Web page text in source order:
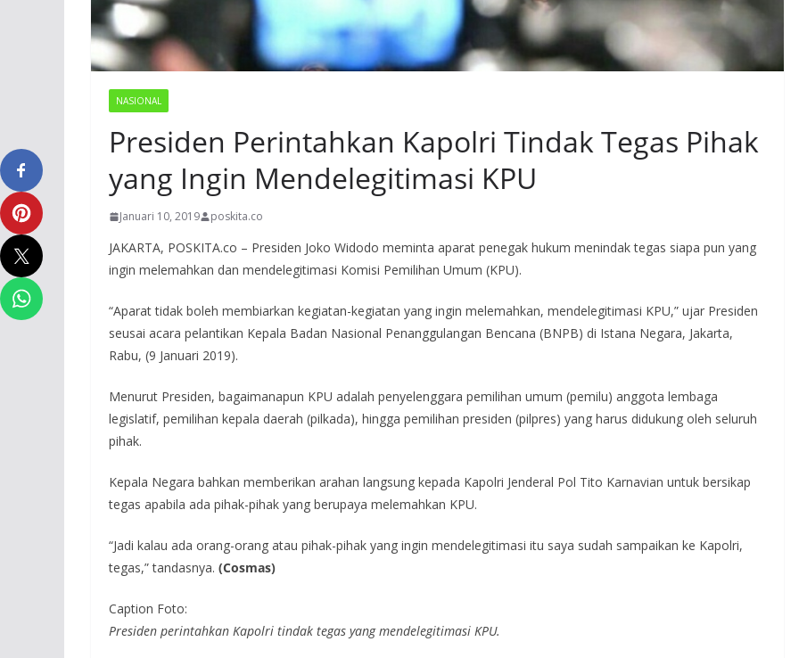
NASIONAL
Presiden Perintahkan Kapolri Tindak Tegas Pihak
yang Ingin Mendelegitimasi KPU
Januari 10, 2019 poskita.co
JAKARTA, POSKITA.co – Presiden Joko Widodo meminta aparat penegak hukum menindak tegas siapa pun yang
ingin melemahkan dan mendelegitimasi Komisi Pemilihan Umum (KPU).
“Aparat tidak boleh membiarkan kegiatan-kegiatan yang ingin melemahkan, mendelegitimasi KPU,” ujar Presiden
seusai acara pelantikan Kepala Badan Nasional Penanggulangan Bencana (BNPB) di Istana Negara, Jakarta,
Rabu, (9 Januari 2019).
Menurut Presiden, bagaimanapun KPU adalah penyelenggara pemilihan umum (pemilu) anggota lembaga
legislatif, pemilihan kepala daerah (pilkada), hingga pemilihan presiden (pilpres) yang harus didukung oleh seluruh
pihak.
Kepala Negara bahkan memberikan arahan langsung kepada Kapolri Jenderal Pol Tito Karnavian untuk bersikap
tegas apabila ada pihak-pihak yang berupaya melemahkan KPU.
“Jadi kalau ada orang-orang atau pihak-pihak yang ingin mendelegitimasi itu saya sudah sampaikan ke Kapolri,
tegas,” tandasnya. (Cosmas)
Caption Foto:
Presiden perintahkan Kapolri tindak tegas yang mendelegitimasi KPU.